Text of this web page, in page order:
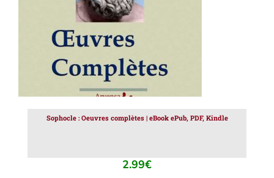
Sophocle : Oeuvres complètes | eBook ePub, PDF, Kindle
2.99€